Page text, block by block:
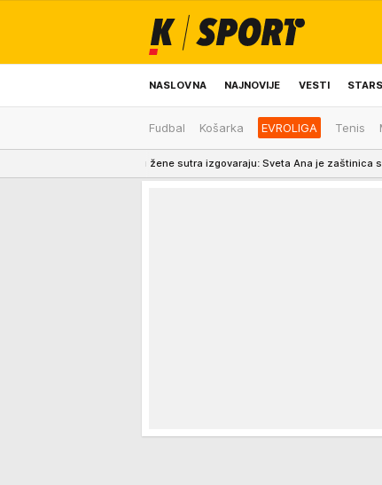
NASLOVNA NAJNOVIJE VESTI STARS
ODRŽIVA BUDUĆNOST REGION
Fudbal Košarka EVROLIGA Tenis
koju žene sutra izgovaraju: Sveta Ana je zaštinica svih majki